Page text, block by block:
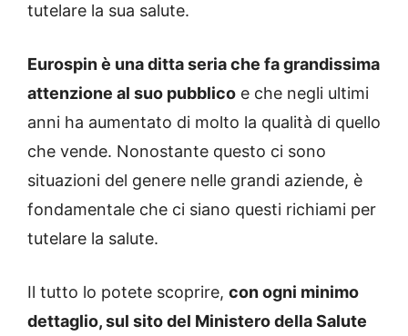
tutelare la sua salute.
Eurospin è una ditta seria che fa grandissima
attenzione al suo pubblico e che negli ultimi
anni ha aumentato di molto la qualità di quello
che vende. Nonostante questo ci sono
situazioni del genere nelle grandi aziende, è
fondamentale che ci siano questi richiami per
tutelare la salute.
Il tutto lo potete scoprire, con ogni minimo
dettaglio, sul sito del Ministero della Salute